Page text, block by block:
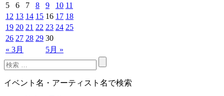
« 3月 5月 »
5
6 7 8 9 10 11
12 13 14 15 16 17 18
19 20 21 22 23 24 25
26 27 28 29 30
イベント名・アーティスト名で検索